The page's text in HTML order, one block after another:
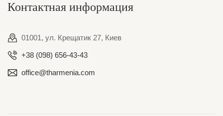
Контактная информация
01001, ул. Крещатик 27, Киев
+38 (098) 656-43-43
office@tharmenia.com